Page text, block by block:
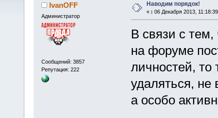
IvanOFF
Администратор
Сообщений: 3857
Репутация: 222
Наводим порядок!
« : 06 Декабря 2013,
В связи с
на форуме
личностей, то
удаляться, не
а особо